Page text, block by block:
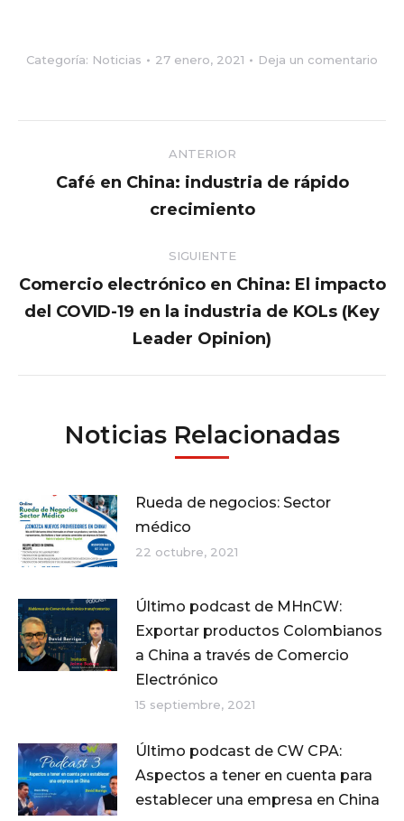
Categoría: Noticias 27 enero, 2021 Deja un comentario
Navegación
entre
publicaciones
ANTERIOR
anterior:
Café en China: industria de rápido
crecimiento
SIGUIENTE
Publicación
siguiente:
Comercio electrónico en China: El impacto
del COVID-19 en la industria de KOLs (Key
Leader Opinion)
Noticias Relacionadas
Rueda de negocios: Sector
médico
22 octubre, 2021
Último podcast de MHnCW:
Exportar productos Colombianos
a China a través de Comercio
Electrónico
15 septiembre, 2021
Último podcast de CW CPA:
Aspectos a tener en cuenta para
establecer una empresa en China